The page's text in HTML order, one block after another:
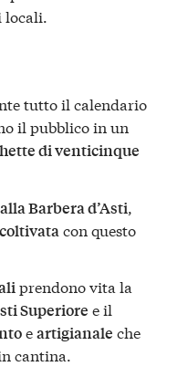
locali.
tutto il calendario
il pubblico in un
di venticinque
Barbera d’Asti,
con questo
prendono vita la
Superiore e il
eartigianale che
cantina.